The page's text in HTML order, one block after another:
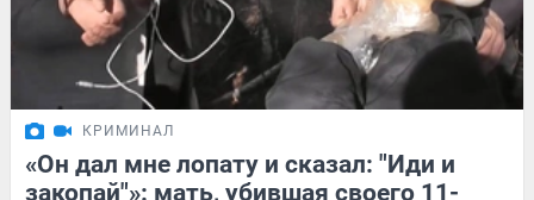
КРИМИНАЛ
«Он дал мне лопату и сказал: "Иди и
закопай"»: мать, убившая своего 11-